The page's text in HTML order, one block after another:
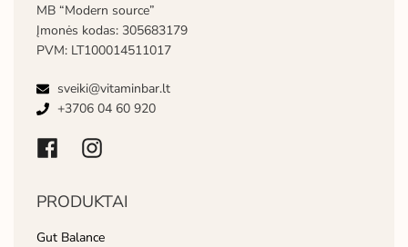
MB “Modern source”
Įmonės kodas: 305683179
PVM: LT100014511017
sveiki@vitaminbar.lt
+3706 04 60 920
PRODUKTAI
Gut Balance